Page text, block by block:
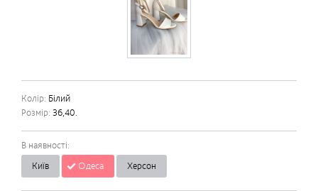
Колір: Білий
Розмір: 36,40.
В наявності:
Київ
Одеса Херсон